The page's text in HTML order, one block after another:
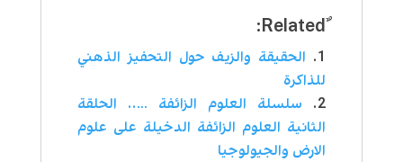
ٌRelated:
الحقيقة والزيف حول التحفيز الذهني
للذاكرة
سلسلة العلوم الزائفة ….. الحلقة
الثانية العلوم الزائفة الدخيلة على علوم
الارض والجيولوجيا